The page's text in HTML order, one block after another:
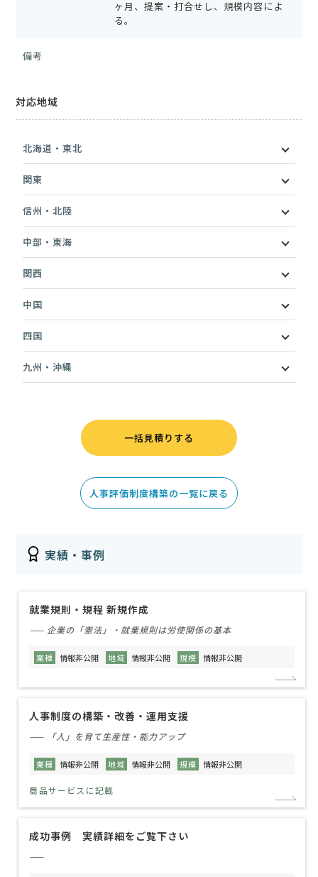
ヶ月、提案・打合せし、規模内容によ
る。
備考
対応地域
北海道・東北
関東
信州・北陸
中部・東海
関西
中国
四国
九州・沖縄
一括見積りする
人事評価制度構築の一覧に戻る
実績・事例
就業規則・規程 新規作成
—— 企業の「憲法」・就業規則は労使関係の基本
業種 情報非公開 地域 情報非公開 規模 情報非公開
人事制度の構築・改善・運用支援
—— 「人」を育て生産性・能力アップ
業種 情報非公開 地域 情報非公開 規模 情報非公開
商品サービスに記載
成功事例 実績詳細をご覧下さい
——